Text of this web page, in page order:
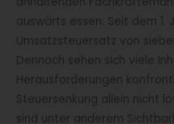
auswärts essen. Seit dem
Umsatzsteuersatz von
Dennoch sehen sich viele
Herausforderungen
Steuersenkung allein nicht
sind unter anderem